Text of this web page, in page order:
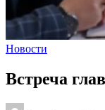
Новости
Встреча